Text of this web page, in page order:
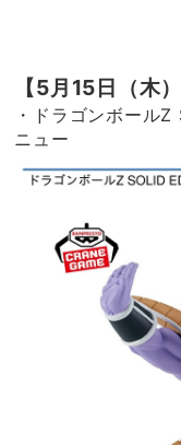
【5月15日（木）
・ドラゴンボール
ニュー